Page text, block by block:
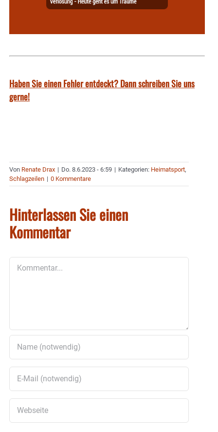
Haben Sie einen Fehler entdeckt? Dann schreiben Sie uns
gerne!
Von Renate Drax | Do. 8.6.2023 - 6:59 | Kategorien: Heimatsport,
Schlagzeilen | 0 Kommentare
Hinterlassen Sie einen
Kommentar